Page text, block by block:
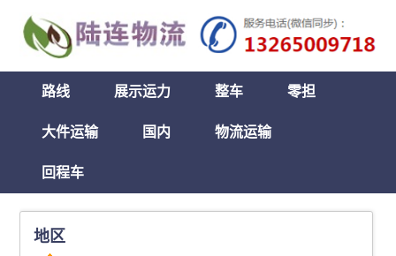
路线 展示运力 整车 零担
大件运输 国内 物流运输
回程车
地区